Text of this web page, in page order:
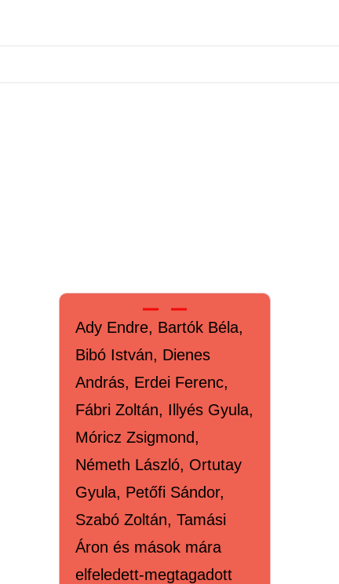
Ady Endre, Bartók Béla,
Bibó István, Dienes
András, Erdei Ferenc,
Fábri Zoltán, Illyés Gyula,
Móricz Zsigmond,
Németh László, Ortutay
Gyula, Petőfi Sándor,
Szabó Zoltán, Tamási
Áron és mások mára
elfeledett-megtagadott